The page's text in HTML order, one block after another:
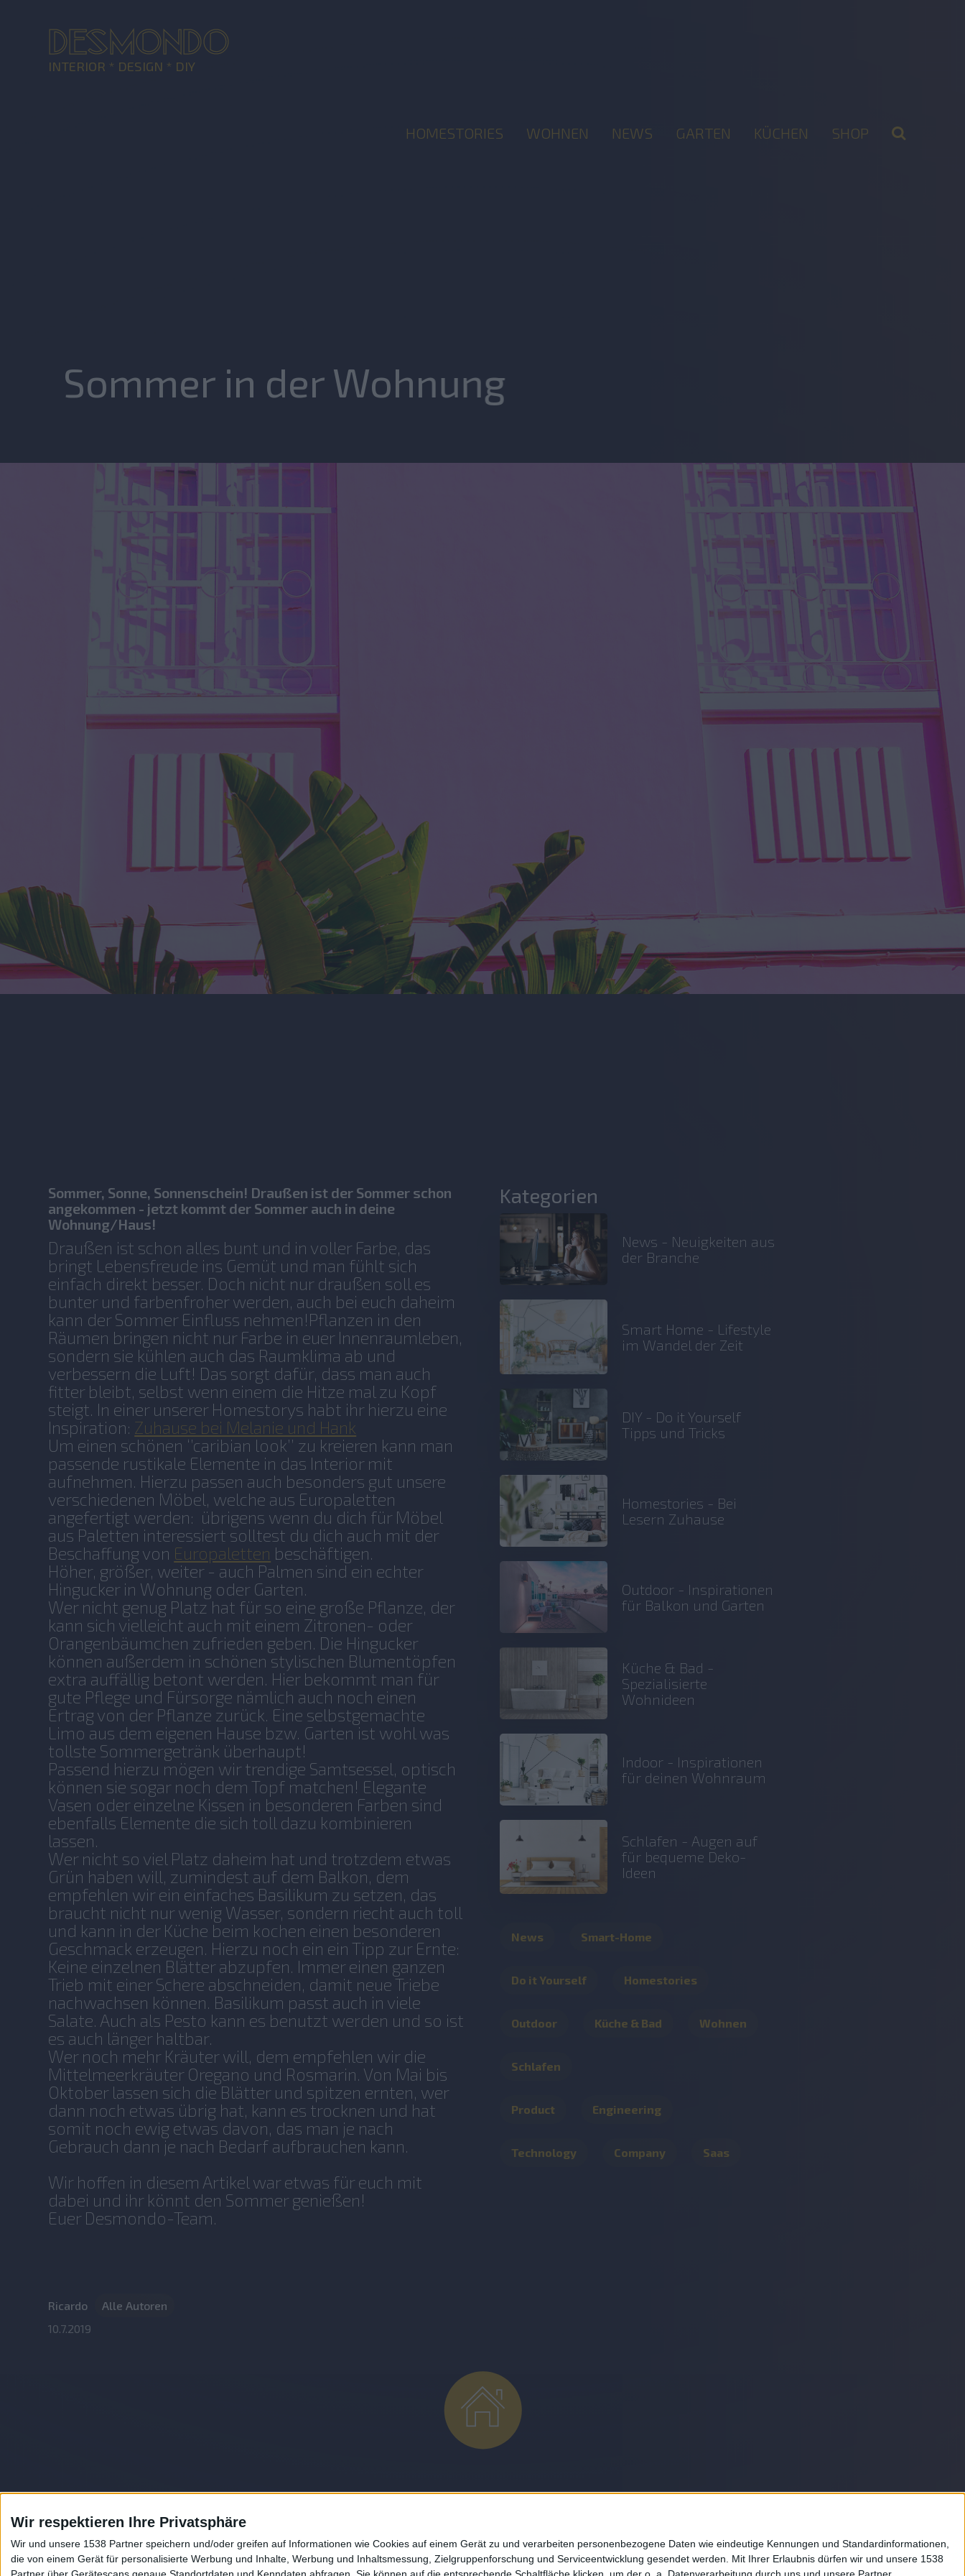
Wir respektieren Ihre Privatsphäre
Wir und unsere 1538 Partner speichern und/oder greifen auf Informationen wie Cookies auf einem Gerät zu und verarbeiten personenbezogene Daten wie eindeutige Kennungen und Standardinformationen,
die von einem Gerät für personalisierte Werbung und Inhalte, Werbung und Inhaltsmessung, Zielgruppenforschung und Serviceentwicklung gesendet werden.
Mit Ihrer Erlaubnis dürfen wir und unsere 1538
DESMONDO
INTERIOR * DESIGN * DIY
HOMESTORIES WOHNEN NEWS GARTEN KÜCHEN SHOP 2
Sommer in der Wohnung
Sommer, Sonne, Sonnenschein! Draußen ist der Sommer schon
angekommen - jetzt kommt der Sommer auch in deine
Wohnung/Haus!
Draußen ist schon alles bunt und in voller Farbe, das
bringt Lebensfreude ins Gemüt und man fühlt sich
einfach direkt besser. Doch nicht nur draußen soll es
bunter und farbenfroher werden, auch bei euch daheim
kann der Sommer Einfluss nehmen!Pflanzen in den
Räumen bringen nicht nur Farbe in euer Innenraumleben,
sondern sie kühlen auch das Raumklima ab und
verbessern die Luft! Das sorgt dafür, dass man auch
fitter bleibt, selbst wenn einem die Hitze mal zu Kopf
steigt. In einer unserer Homestorys habt ihr hierzu eine
Inspiration: Zuhause bei Melanie und Hank
Um einen schönen ‘’caribian look’’ zu kreieren kann man
passende rustikale Elemente in das Interior mit
aufnehmen. Hierzu passen auch besonders gut unsere
verschiedenen Möbel, welche aus Europaletten
angefertigt werden: übrigens wenn du dich für Möbel
aus Paletten interessiert solltest du dich auch mit der
Beschaffung von Europaletten beschäftigen.
Höher, größer, weiter - auch Palmen sind ein echter
Hingucker in Wohnung oder Garten.
Wer nicht genug Platz hat für so eine große Pflanze, der
kann sich vielleicht auch mit einem Zitronen- oder
Orangenbäumchen zufrieden geben. Die Hingucker
können außerdem in schönen stylischen Blumentöpfen
extra auffällig betont werden. Hier bekommt man für
gute Pflege und Fürsorge nämlich auch noch einen
Ertrag von der Pflanze zurück. Eine selbstgemachte
Limo aus dem eigenen Hause bzw. Garten ist wohl was
tollste Sommergetränk überhaupt!
Passend hierzu mögen wir trendige Samtsessel, optisch
können sie sogar noch dem Topf matchen! Elegante
Vasen oder einzelne Kissen in besonderen Farben sind
ebenfalls Elemente die sich toll dazu kombinieren
lassen.
Wer nicht so viel Platz daheim hat und trotzdem etwas
Grün haben will, zumindest auf dem Balkon, dem
empfehlen wir ein einfaches Basilikum zu setzen, das
braucht nicht nur wenig Wasser, sondern riecht auch toll
und kann in der Küche beim kochen einen besonderen
Geschmack erzeugen. Hierzu noch ein ein Tipp zur Ernte:
Keine einzelnen Blätter abzupfen. Immer einen ganzen
Trieb mit einer Schere abschneiden, damit neue Triebe
nachwachsen können. Basilikum passt auch in viele
Salate. Auch als Pesto kann es benutzt werden und so ist
es auch länger haltbar.
Wer noch mehr Kräuter will, dem empfehlen wir die
Mittelmeerkräuter Oregano und Rosmarin. Von Mai bis
Oktober lassen sich die Blätter und spitzen ernten, wer
dann noch etwas übrig hat, kann es trocknen und hat
somit noch ewig etwas davon, das man je nach
Gebrauch dann je nach Bedarf aufbrauchen kann.
Wir hoffen in diesem Artikel war etwas für euch mit
dabei und ihr könnt den Sommer genießen!
Euer Desmondo-Team.
Ricardo
Alle Autoren
10.7.2019
Kategorien
News - Neuigkeiten aus
der Branche
Smart Home - Lifestyle
im Wandel der Zeit
DIY - Do it Yourself
Tipps und Tricks
Homestories - Bei
Lesern Zuhause
Outdoor - Inspirationen
für Balkon und Garten
Küche & Bad -
Spezialisierte
Wohnideen
Indoor - Inspirationen
für deinen Wohnraum
Schlafen - Augen auf
für bequeme Deko-
Ideen
News Smart-Home
Do it Yourself Homestories
Outdoor Küche & Bad Wohnen
Schlafen
Product Engineering
Technology Company Saas
About
DESMONDO Suche
Rechtliches
Impressum